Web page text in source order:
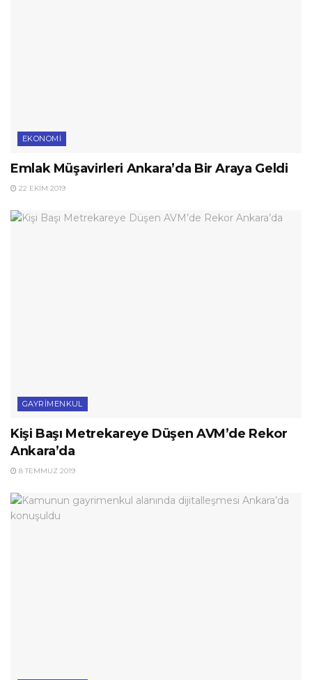
EKONOMI
Emlak Müşavirleri Ankara’da Bir Araya Geldi
22 EKIM 2019
GAYRIMENKUL
Kişi Başı Metrekareye Düşen AVM’de Rekor
Ankara’da
8 TEMMUZ 2019